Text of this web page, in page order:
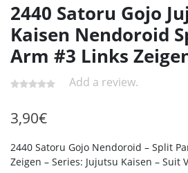
2440 Satoru Gojo
Kaisen Nendoroid
Arm #3 Links
Add a review.
3,90€
2440 Satoru Gojo Nendoroid – Split
Zeigen – Series: Jujutsu Kaisen – Suit